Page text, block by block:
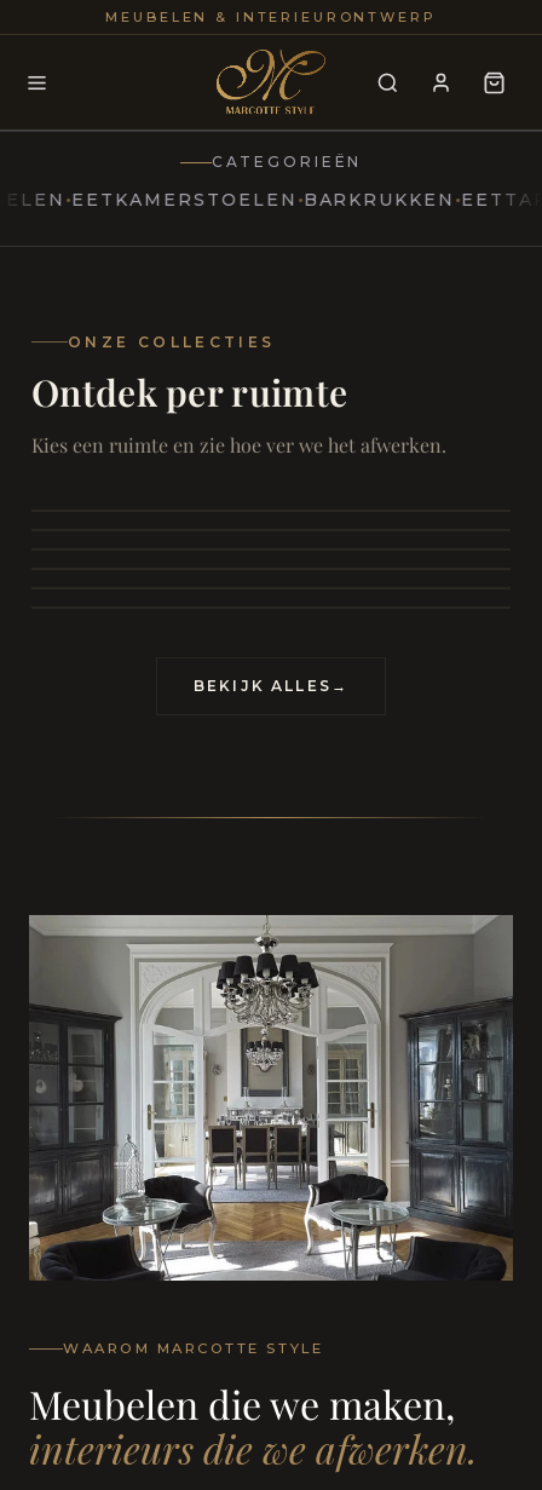
MEUBELEN & INTERIEURONTWERP
Modern
Marcottestyle Living
25+
CATEGORIEËN
EETKAMERSTOELEN BARKRUKKEN EETTAFELS
ONZE COLLECTIES
Ontdek per ruimte
Kies een ruimte en zie hoe ver we het afwerken.
SAMEN ONTSPANNEN
Woonkamer
Eetkamer
RUST EN RETRAITE
BEKIJK ALLES →
WAAROM MARCOTTE STYLE
Meubelen die we maken,
interieurs die we afwerken.